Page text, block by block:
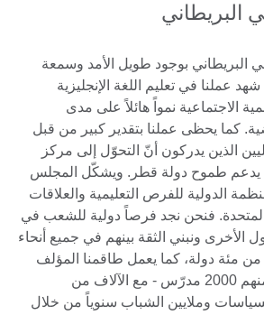
البريطاني
البريطاني بوجود طويل الأمد وسمعة
عملنا في تعليم اللغة الإنجليزية
الاجتماعية نمواً هائلاً على مدى
كما يحظى عملنا بتقدير كبير من قبل
الذين يدركون أنّ التحوّل إلى مركز
يدعم طموح دولة قطر. ويشكّل المجلس
الدولية للفرص التعليمية والعلاقات
المتحدة. فنحن نجد فرصاً دولية للشعب في
الأخرى ونبني الثقة بينهم في جميع أنحاء
من مئة دولة، كما يعمل طاقمنا المؤلف
من 7000 موظف – منهم 2000 مدرّس - مع الآلاف من
وملايين الشباب سنوياً من خلال